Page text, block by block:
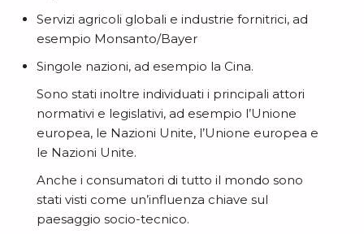
Servizi agricoli globali e industrie fornitrici, ad
esempio Monsanto/Bayer
Singole nazioni, ad esempio la Cina.
Sono stati inoltre individuati i principali attori
normativi e legislativi, ad esempio l’Unione
europea, le Nazioni Unite, l’Unione europea e
le Nazioni Unite.
Anche i consumatori di tutto il mondo sono
stati visti come un’influenza chiave sul
paesaggio socio-tecnico.